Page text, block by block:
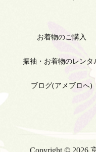
お着物のご購入
振袖・お着物のレンタ
ブログ(アメブロへ)
Copyright © 2026